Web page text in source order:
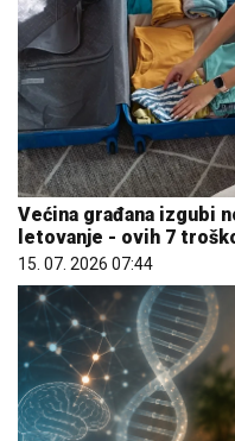
Većina građana izgubi
letovanje - ovih 7
15. 07. 2026 07:44